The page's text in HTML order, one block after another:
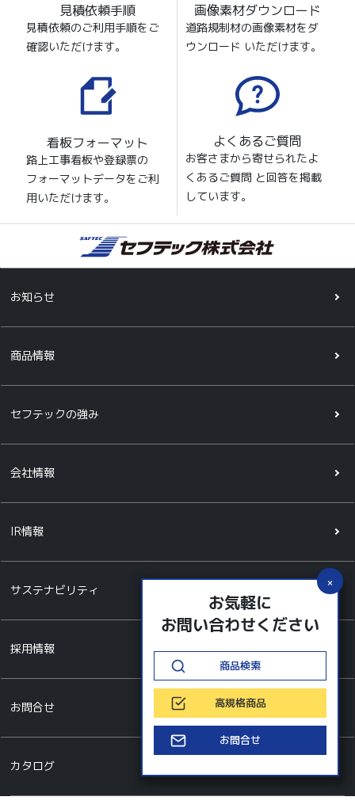
見積依頼手順
見積依頼のご利用手順をご
確認いただけます。
画像素材ダウンロード
道路規制材の画像素材をダ
ウンロード いただけます。
看板フォーマット
路上工事看板や登録票の
フォーマットデータをご利
用いただけます。
よくあるご質問
お客さまから寄せられたよ
くあるご質問 と回答を掲載
しています。
お知らせ
商品情報
セフテックの強み
会社情報
IR情報
サステナビリティ
採用情報
お問合せ
カタログ
お気軽に
お問い合わせください
商品検索
高規格商品
お問合せ